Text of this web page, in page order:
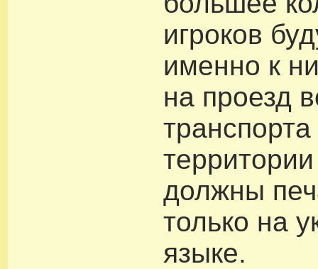
игроков
именно к
на проезд
должны
только на
языке.